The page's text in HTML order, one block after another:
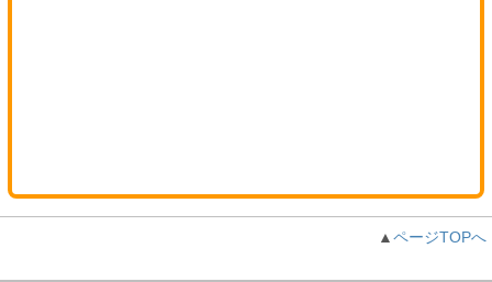
▲ページTOPへ